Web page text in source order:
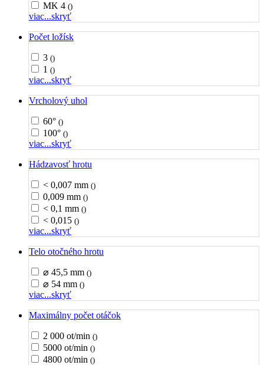
MK 4 ()
viac...skryť
Počet ložísk
3 ()
1 ()
viac...skryť
Vrcholový uhol
60° ()
100° ()
viac...skryť
Hádzavosť hrotu
< 0,007 mm ()
0,009 mm ()
< 0,1 mm ()
< 0,015 ()
viac...skryť
Telo otočného hrotu
⌀ 45,5 mm ()
⌀ 54 mm ()
viac...skryť
Maximálny počet otáčok
2 000 ot/min ()
5000 ot/min ()
4800 ot/min ()